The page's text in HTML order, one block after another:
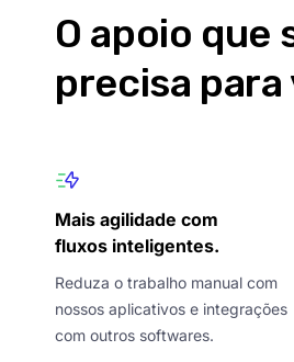
O apoio que
precisa para
Mais agilidade com
fluxos inteligentes.
Reduza o trabalho manual com
nossos aplicativos e integrações
com outros softwares.